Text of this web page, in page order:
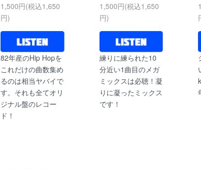
1,500円(税込1,650
円)
82年産のHip Hopを
これだけの曲数集め
るのは相当ヤバイで
す。それも全てオリ
ジナル盤のレコー
ド！
1,500円(税込1,650
円)
練りに練られた10
分近い1曲目のメガ
ミックスは必聴！凝
りに凝ったミックス
です！